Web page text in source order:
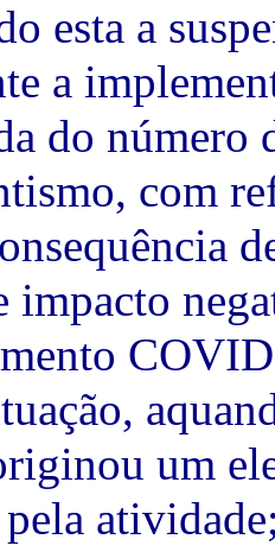
esta a
a
do número
com
impacto
um
pela